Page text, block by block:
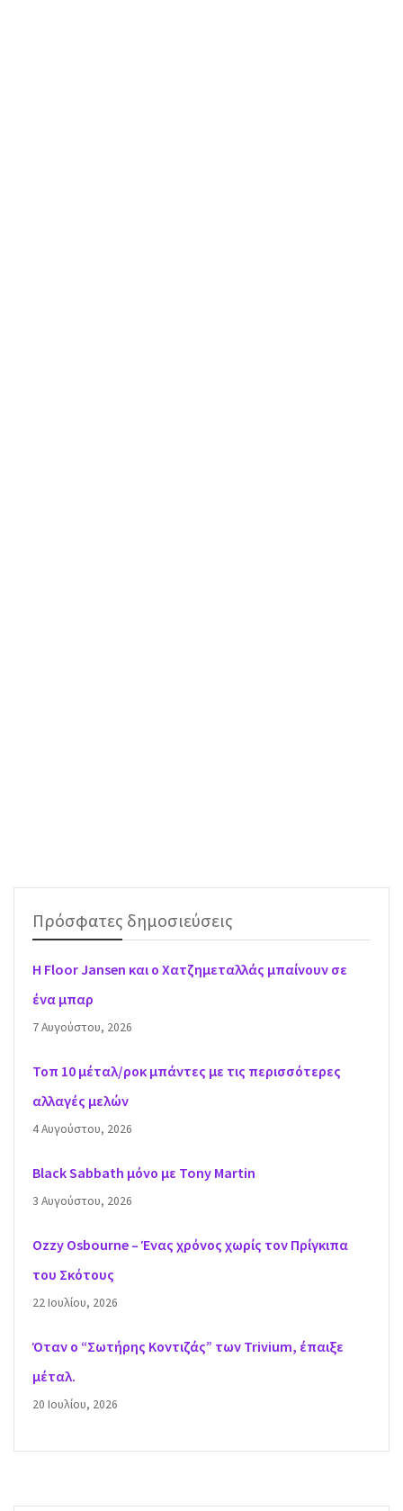
Πρόσφατες δημοσιεύσεις
H Floor Jansen και ο Χατζημεταλλάς μπαίνουν σε
ένα μπαρ
7 Αυγούστου, 2026
Τοπ 10 μέταλ/ροκ μπάντες με τις περισσότερες
αλλαγές μελών
4 Αυγούστου, 2026
Black Sabbath μόνο με Tony Martin
3 Αυγούστου, 2026
Ozzy Osbourne – Ένας χρόνος χωρίς τον Πρίγκιπα
του Σκότους
22 Ιουλίου, 2026
Όταν ο “Σωτήρης Κοντιζάς” των Trivium, έπαιξε
μέταλ.
20 Ιουλίου, 2026